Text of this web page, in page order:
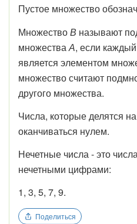
Пустое множество
МножествоВ называют
множестваА, если
является элементом
множество считают
другого множества.
Числа, которые делятся
оканчиваться нулем.
Нечетные числа - это
нечетными цифрами:
1, 3, 5, 7, 9.
Поделиться